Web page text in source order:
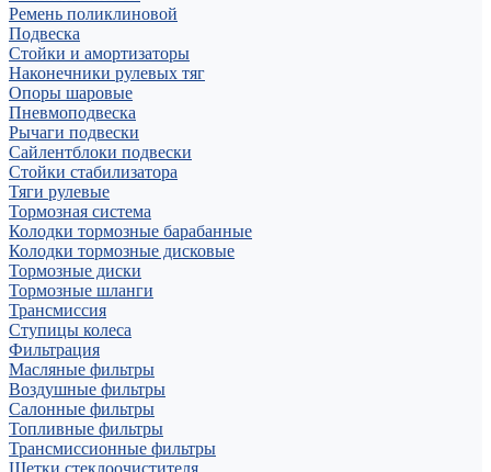
Ремень поликлиновой
Подвеска
Стойки и амортизаторы
Наконечники рулевых тяг
Опоры шаровые
Пневмоподвеска
Рычаги подвески
Сайлентблоки подвески
Стойки стабилизатора
Тяги рулевые
Тормозная система
Колодки тормозные барабанные
Колодки тормозные дисковые
Тормозные диски
Тормозные шланги
Трансмиссия
Ступицы колеса
Фильтрация
Масляные фильтры
Воздушные фильтры
Салонные фильтры
Топливные фильтры
Трансмиссионные фильтры
Щетки стеклоочистителя